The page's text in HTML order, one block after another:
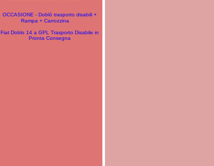
OCCASIONE - Doblò trasporto disabili +
Rampa + Carrozzina
Fiat Doblo 14 a GPL Trasporto Disabile in
Pronta Consegna